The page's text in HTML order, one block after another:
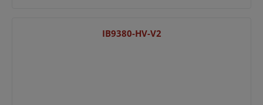
IB9380-HV-V2